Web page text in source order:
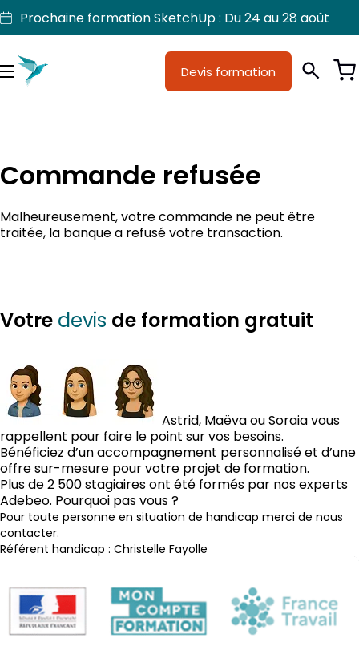
Aller
au
contenu
Prochaine formation SketchUp : Du 24 au 28 août
MenuJe suis
Nos produits
Support
Devis formation
Commande refusée
Malheureusement, votre commande ne peut être
traitée, la banque a refusé votre transaction.
Votre devis de formation gratuit
Astrid, Maëva ou Soraia vous
rappellent pour faire le point sur vos besoins.
Bénéficiez d’un accompagnement personnalisé et d’une
offre sur-mesure pour votre projet de formation.
Plus de 2 500 stagiaires ont été formés par nos experts
Adebeo. Pourquoi pas vous ?
Pour toute personne en situation de handicap merci de nous
contacter.
Référent handicap : Christelle Fayolle